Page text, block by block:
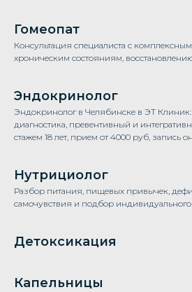
Гомеопат
Консультация специалиста с
хроническим состояниям,
Эндокринолог
Эндокринолог в Челябинске в ЭТ Клиник:
диагностика, превентивный и
стажем 18 лет, прием от 4000 руб, запись
Нутрициолог
Разбор питания, пищевых привычек,
самочувствия и подбор
Детоксикация
Капельницы